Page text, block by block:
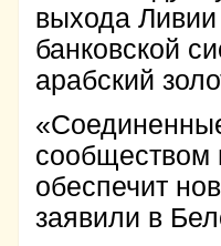
выхода Ливии
банковской
арабский
сообществом
обеспечит
заявили в